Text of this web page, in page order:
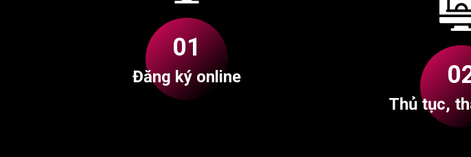
01
Đăng ký online
Thủ tục,